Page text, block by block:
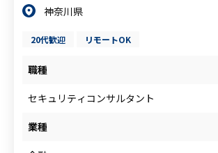
よくある質問
神奈川県
20代歓迎 リモートOK
職種
セキュリティコンサルタント
業種